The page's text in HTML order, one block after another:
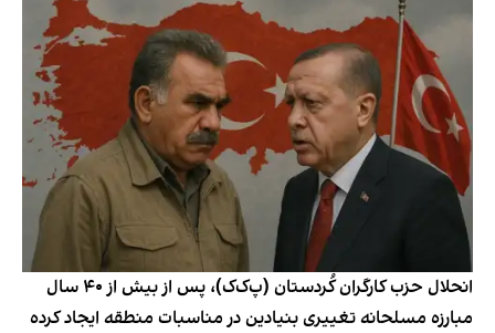
انحلال حزب کارگران کُردستان (پ‌ک‌ک)، پس از بیش از ۴۰ سال
مبارزه مسلحانه تغییری بنیادین در مناسبات منطقه ایجاد کرده